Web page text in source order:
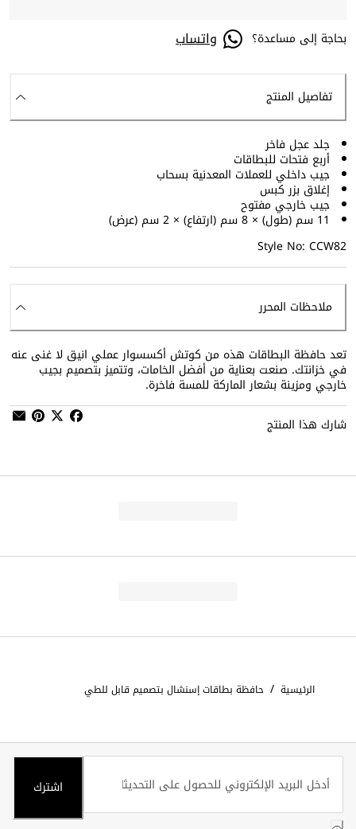
بحاجة إلى مساعدة؟ واتساب
تفاصيل المنتج
جلد عجل فاخر
أربع فتحات للبطاقات
جيب داخلي للعملات المعدنية بسحاب
إغلاق بزر كبس
جيب خارجي مفتوح
11 سم (طول) × 8 سم (ارتفاع) × 2 سم (عرض)
Style No: CCW82
ملاحظات المحرر
تعد حافظة البطاقات هذه من كوتش أكسسوار عملي انيق لا غنى عنه
في خزانتك. صنعت بعناية من أفضل الخامات، وتتميز بتصميم بجيب
خارجي ومزينة بشعار الماركة للمسة فاخرة.
شارك هذا المنتج
الرئيسية / حافظة بطاقات إسنشال بتصميم قابل للطي
اشترك